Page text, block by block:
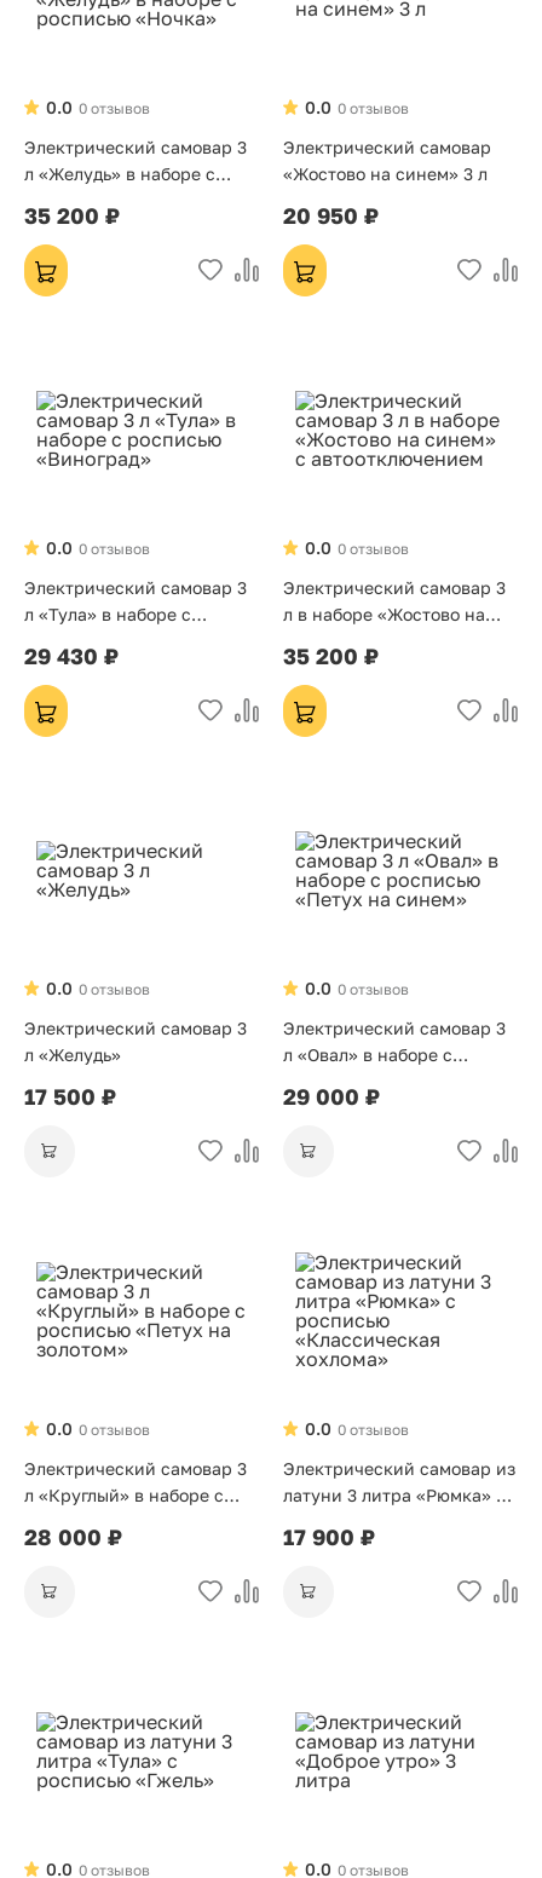
0 отзывов
0.0
Электрический самовар 3
л «Желудь» в наборе с
35 200 ₽
0 отзывов
0.0
Электрический самовар
«Жостово на синем» 3 л
20 950 ₽
0 отзывов
0.0
Электрический самовар 3
л «Тула» в наборе с
29 430 ₽
0 отзывов
0.0
Электрический самовар 3
л в наборе «Жостово на
35 200 ₽
0 отзывов
0.0
Электрический самовар 3
л «Желудь»
17 500 ₽
0 отзывов
0.0
Электрический самовар 3
л «Овал» в наборе с
синем»
29 000 ₽
0 отзывов
0.0
Электрический самовар 3
л «Круглый» в наборе с
золотом»
28 000 ₽
0 отзывов
0.0
Электрический самовар из
латуни 3 литра «Рюмка» с
хохлома»
17 900 ₽
0 отзывов
0.0 0 отзывов
0.0